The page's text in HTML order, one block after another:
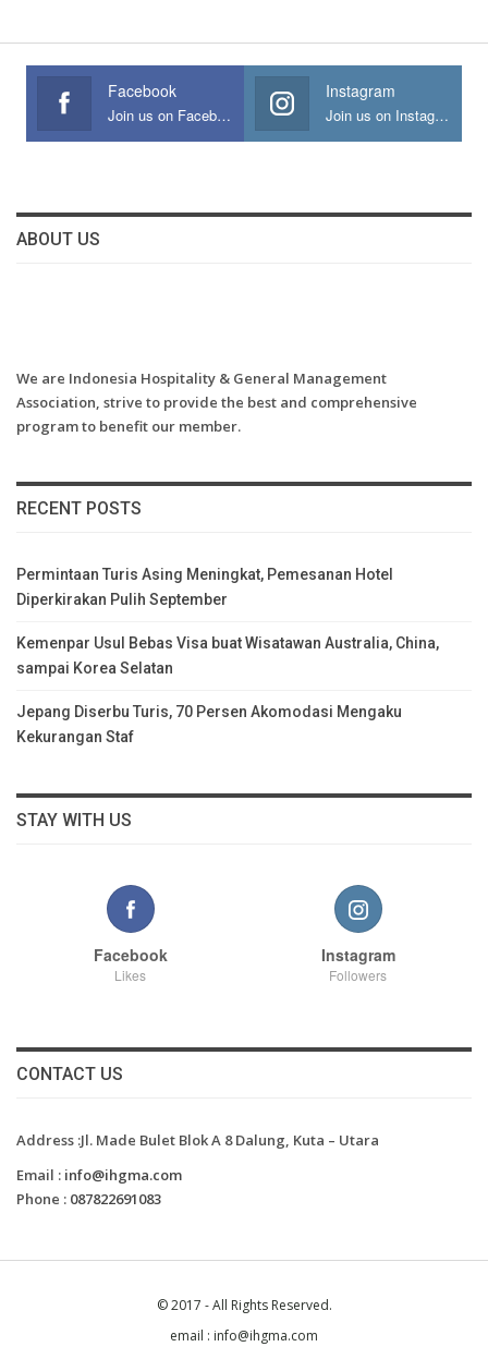
Facebook
Join us on Facebook
Instagram
Join us on Instagram
ABOUT US
We are Indonesia Hospitality & General Management
Association, strive to provide the best and comprehensive
program to benefit our member.
RECENT POSTS
Permintaan Turis Asing Meningkat, Pemesanan Hotel
Diperkirakan Pulih September
Kemenpar Usul Bebas Visa buat Wisatawan Australia, China,
sampai Korea Selatan
Jepang Diserbu Turis, 70 Persen Akomodasi Mengaku
Kekurangan Staf
STAY WITH US
Facebook
Likes
Instagram
Followers
CONTACT US
Address :Jl. Made Bulet Blok A 8 Dalung, Kuta – Utara
Email : info@ihgma.com
Phone : 087822691083
© 2017 - All Rights Reserved.
email : info@ihgma.com